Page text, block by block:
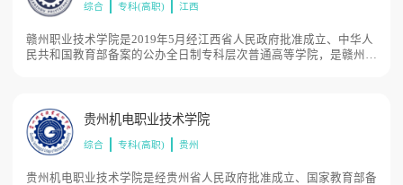
综合 专科(高职) 江西
赣州职业技术学院是2019年5月经江西省人民政府批准成立、中华人
民共和国教育部备案的公办全日制专科层次普通高等学院，是赣州市
技能提升培训基地，学院有新能源汽车科技城校区和沙石校区两个校
区，占地面积800亩。
贵州机电职业技术学院
综合 专科(高职) 贵州
贵州机电职业技术学院是经贵州省人民政府批准成立、国家教育部备